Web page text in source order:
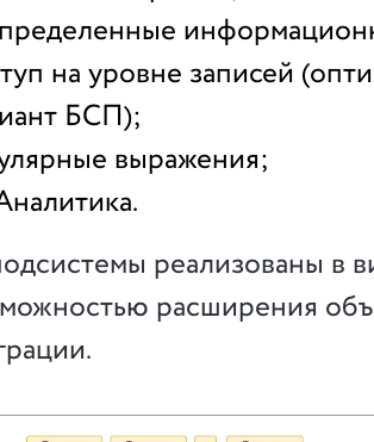
на уровне записей
БСП);
выражения;
реализованы в
расширения